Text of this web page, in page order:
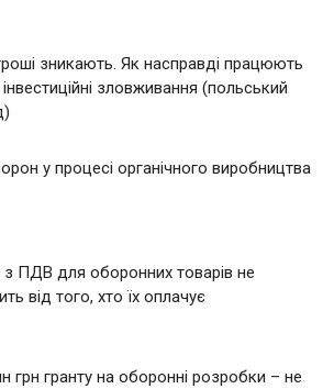
зникають. Як насправді працюють
інвестиційні зловживання (польський
у процесі органічного виробництва
з ПДВ для оборонних товарів не
від того, хто їх оплачує
грн гранту на оборонні розробки – не